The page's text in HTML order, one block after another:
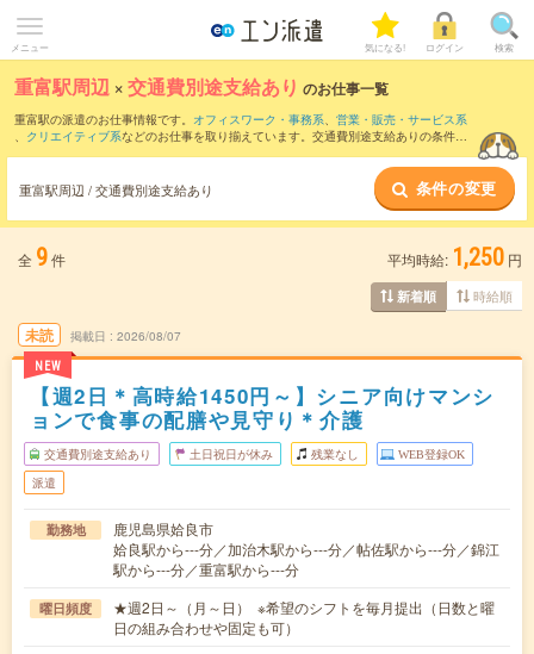
メニュー 気になる! ログイン 検索
重富駅周辺 ×交通費別途支給あり のお仕事一覧
重富駅の派遣のお仕事情報です。 オフィスワーク・事務系、 営業・販売・サービス系
、 クリエイティブ系などのお仕事を取り揃えています。交通費別途支給ありの条件の
重富駅周辺 / 交通費別途支給あり 条件の変更
全 9件 平均時給: 1,250 円
新着順 時給順
未読
NEW
掲載日 2026/08/07
【週2日＊高時給1450円～】シニア向けマンシ
ョンで食事の配膳や見守り＊介護
交通費別途支給あり 土日祝日が休み 残業なし WEB登録OK
派遣
勤務地
鹿児島県姶良市
姶良駅から---分／加治木駅から---分／帖佐駅から---分／錦江
駅から---分／重富駅から---分
曜日頻度
★週2日～（月～日） ※希望のシフトを毎月提出（日数と曜
日の組み合わせや固定も可）